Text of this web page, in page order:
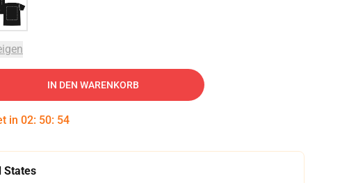
IN DEN WARENKORB
in 02: 50: 53
States